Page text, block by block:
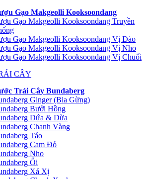
Gạo Makgeolli Kooksoondang
Gạo Makgeolli Kooksoondang Truyền
Gạo Makgeolli Kooksoondang Vị Đào
Gạo Makgeolli Kooksoondang Vị Nho
Gạo Makgeolli Kooksoondang Vị Chuối
CÂY
Trái Cây Bundaberg
Ginger (Bia Gừng)
Bưởi Hồng
Dứa & Dừa
Chanh Vàng
Táo
Cam Đỏ
Nho
Ổi
Xá Xị